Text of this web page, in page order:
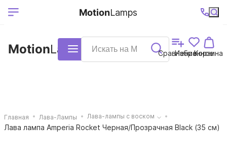
Ваш регион
Выберите ваш
+7 (495)740-
38-68
График
работы
MotionLamps Каталог Сравнение
Избранное
Корзина
MotionLamps
Главная Лава-Лампы Лава-лампы с воском
Лава лампа Amperia Rocket Черная/Прозрачная Black (35 см)